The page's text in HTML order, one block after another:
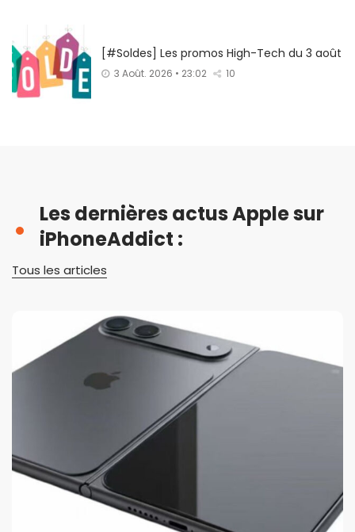
[#Soldes] Les promos High-Tech du 3 août
3 Août. 2026 • 23:02 10
Les dernières actus Apple sur
iPhoneAddict :
Tous les articles